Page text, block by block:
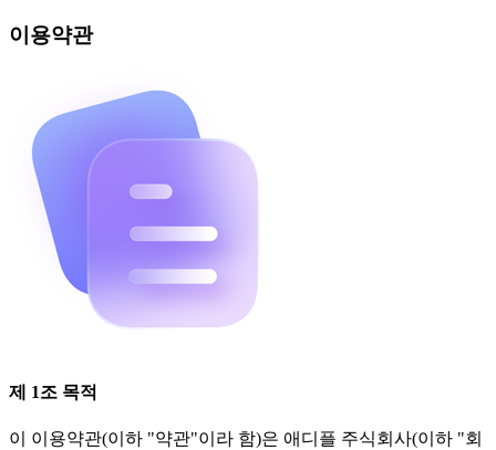
이용약관
제 1조 목적
이 이용약관(이하 "약관"이라 함)은 애디플 주식회사(이하 "회